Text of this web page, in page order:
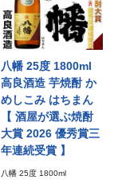
八幡 25度 1800ml
高良酒造 芋焼酎 か
めしこみ はちまん
【 酒屋が選ぶ焼酎
大賞 2026 優秀賞三
年連続受賞 】
八幡 25度 1800ml